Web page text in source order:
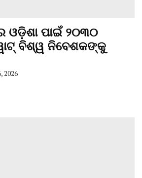
ଓଡ଼ିଶା ପାଇଁ ୨୦୩୦
ବିଶ୍ୱ ନିବେଶକଙ୍କୁ
2026